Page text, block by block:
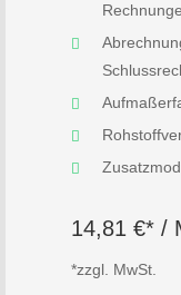
14,81 €* /
*zzgl. MwSt.